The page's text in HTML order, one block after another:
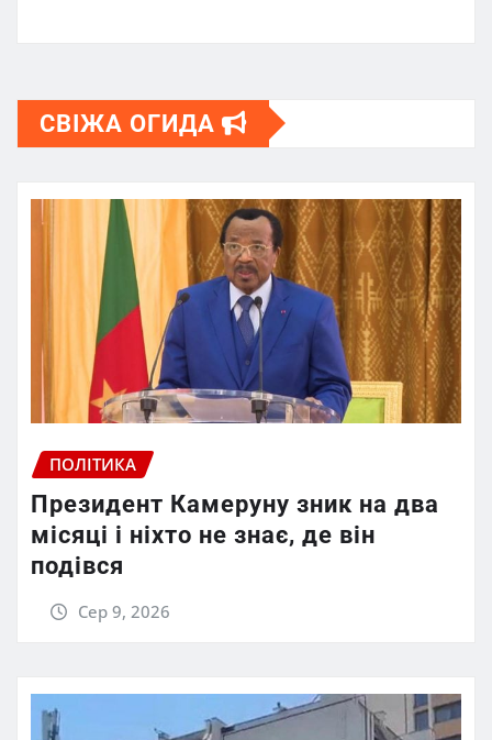
СВІЖА ОГИДА
ПОЛІТИКА
Президент Камеруну зник на два
місяці і ніхто не знає, де він
подівся
Сер 9, 2026